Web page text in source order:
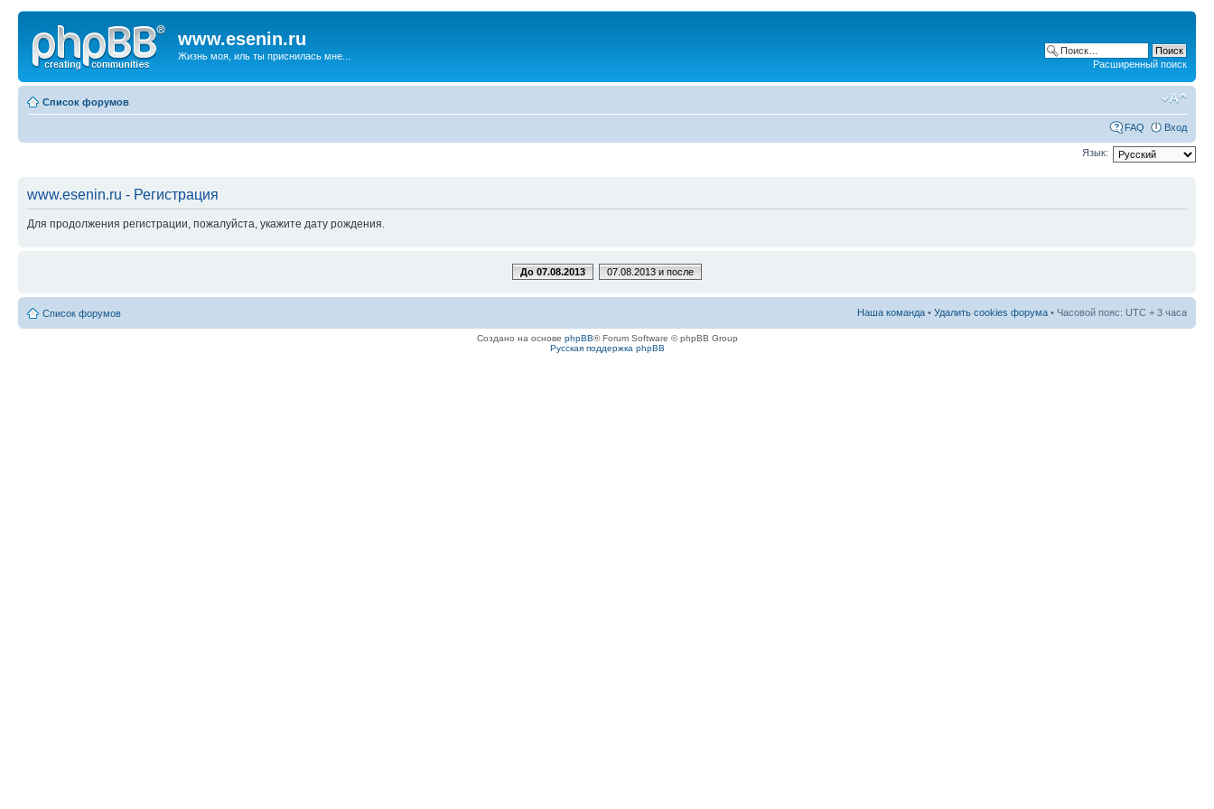
www.esenin.ru
Жизнь моя, иль ты приснилась мне...
Расширенный поиск
Список форумов
FAQ Вход
Язык:
www.esenin.ru - Регистрация
Для продолжения регистрации, пожалуйста, укажите дату рождения.
До 07.08.2013 07.08.2013 и после
Список форумов Наша команда • Удалить cookies форума • Часовой пояс: UTC + 3 часа
Создано на основе phpBB® Forum Software © phpBB Group
Русская поддержка phpBB